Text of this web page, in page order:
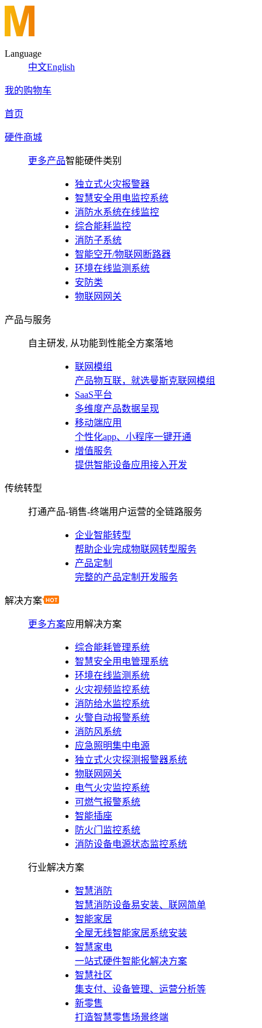
Language
中文English
我的购物车
首页
硬件商城
更多产品智能硬件类别
独立式火灾报警器
智慧安全用电监控系统
消防水系统在线监控
综合能耗监控
消防子系统
智能空开/物联网断路器
环境在线监测系统
安防类
物联网网关
产品与服务
自主研发, 从功能到性能全方案落地
联网模组
产品物互联，就选曼斯克联网模组
SaaS平台
多维度产品数据呈现
移动端应用
个性化app、小程序一键开通
增值服务
提供智能设备应用接入开发
传统转型
打通产品-销售-终端用户运营的全链路服务
企业智能转型
帮助企业完成物联网转型服务
产品定制
完整的产品定制开发服务
解决方案
更多方案应用解决方案
综合能耗管理系统
智慧安全用电管理系统
环境在线监测系统
火灾视频监控系统
消防给水监控系统
火警自动报警系统
消防风系统
应急照明集中电源
独立式火灾探测报警器系统
物联网网关
电气火灾监控系统
可燃气报警系统
智能插座
防火门监控系统
消防设备电源状态监控系统
行业解决方案
智慧消防
智慧消防设备易安装、联网简单
智能家居
全屋无线智能家居系统安装
智慧家电
一站式硬件智能化解决方案
智慧社区
集支付、设备管理、运营分析等
新零售
打造智慧零售场景终端